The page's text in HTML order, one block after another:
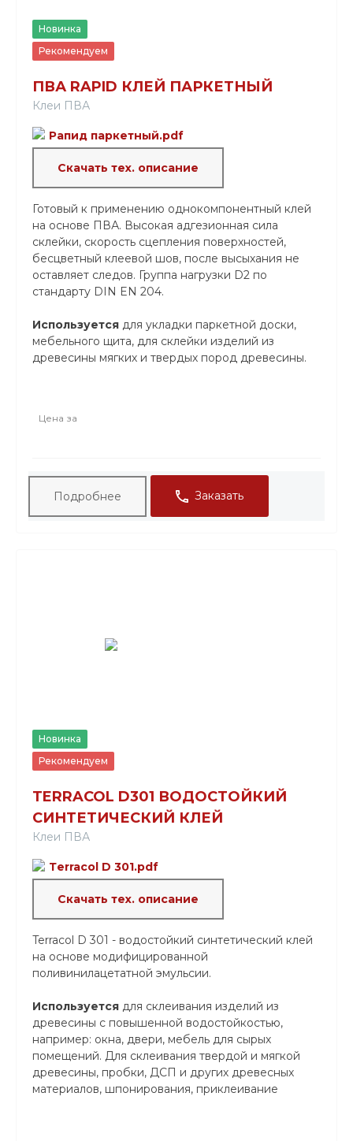
Новинка
Рекомендуем
ПВА RAPID КЛЕЙ ПАРКЕТНЫЙ
Клеи ПВА
Рапид паркетный.pdf
Скачать тех. описание
Готовый к применению однокомпонентный клей
на основе ПВА. Высокая адгезионная сила
склейки, скорость сцепления поверхностей,
бесцветный клеевой шов, после высыхания не
оставляет следов. Группа нагрузки D2 по
стандарту DIN EN 204.
Используется для укладки паркетной доски,
мебельного щита, для склейки изделий из
древесины мягких и твердых пород древесины.
Цена за
Подробнее Заказать
Новинка
Рекомендуем
TERRACOL D301 ВОДОСТОЙКИЙ
СИНТЕТИЧЕСКИЙ КЛЕЙ
Клеи ПВА
Тerracol D 301.pdf
Скачать тех. описание
Terracol D 301 - водостойкий синтетический клей
на основе модифицированной
поливинилацетатной эмульсии.
Используется для склеивания изделий из
древесины с повышенной водостойкостью,
например: окна, двери, мебель для сырых
помещений. Для склеивания твердой и мягкой
древесины, пробки, ДСП и других древесных
материалов, шпонирования, приклеивание